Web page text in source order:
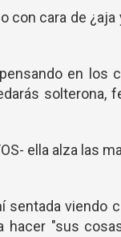
cara de ¿aja
en los
solterona,
ella alza las
viendo
hacer "sus